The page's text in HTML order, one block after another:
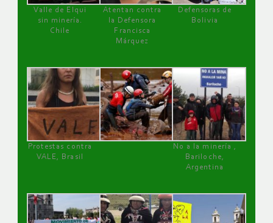
Valle de Elqui
sin minería.
Chile
Atentan contra
la Defensora
Francisca
Márquez
Defensoras de
Bolivia
Protestas contra
VALE, Brasil
No a la minería ,
Bariloche,
Argentina